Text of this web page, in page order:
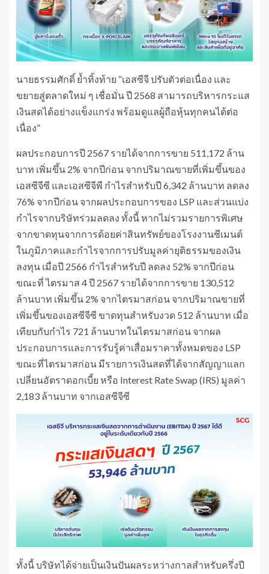
นายธรรมศักดิ์ ย้ำทิ้งท้าย “เอสซีจี ปรับตัวต่อเนื่อง และ
ขยายสู่ตลาดใหม่ ๆ เชื่อมั่น ปี 2568 สามารถบริหารกระแส
เงินสดได้อย่างแข็งแกร่ง พร้อมดูแลผู้ถือหุ้นทุกคนได้ต่อ
เนื่อง”
ผลประกอบการปี 2567 รายได้จากการขาย 511,172 ล้าน
บาท เพิ่มขึ้น 2% จากปีก่อน จากปริมาณขายที่เพิ่มขึ้นของ
เอสซีจีซี และเอสซีจีพี กำไรสำหรับปี 6,342 ล้านบาท ลดลง
76% จากปีก่อน จากผลประกอบการของ LSP และส่วนแบ่ง
กำไรจากบริษัทร่วมลดลง ทั้งนี้ หากไม่รวมรายการพิเศษ
จากขาดทุนจากการด้อยค่าสินทรัพย์ของโรงงานซีเมนต์
ในภูมิภาคและกำไรจากการปรับมูลค่ายุติธรรมของเงิน
ลงทุน เมื่อปี 2566 กำไรสำหรับปี ลดลง 52% จากปีก่อน
ขณะที่ ไตรมาส 4 ปี 2567 รายได้จากการขาย 130,512
ล้านบาท เพิ่มขึ้น 2% จากไตรมาสก่อน จากปริมาณขายที่
เพิ่มขึ้นของเอสซีจีซี ขาดทุนสำหรับงวด 512 ล้านบาท เมื่อ
เทียบกับกำไร 721 ล้านบาทในไตรมาสก่อน จากผล
ประกอบการและการรับรู้ค่าเสื่อมราคาทั้งหมดของ LSP
ขณะที่ไตรมาสก่อน มีรายการเงินสดที่ได้จากสัญญาแลก
เปลี่ยนอัตราดอกเบี้ย หรือ Interest Rate Swap (IRS) มูลค่า
2,183 ล้านบาท จากเอสซีจีซี
ทั้งนี้ บริษัทได้จ่ายเป็นเงินปันผลระหว่างกาลสำหรับครึ่งปี